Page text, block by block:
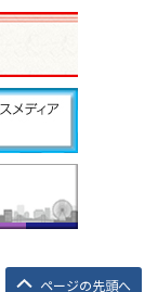
ページの先頭へ